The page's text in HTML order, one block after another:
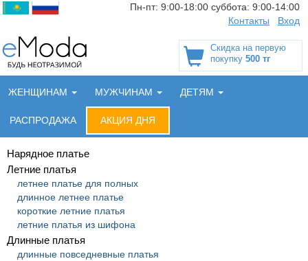
Пн-пт: 9:00-18:00 суббота: 9:00-14:00
Контакты
Вход
Скидка на первую
покупку 500 тг
ЖЕНЩИНАМ МУЖЧИНАМ ДЕТЯМ
РАСПРОДАЖА АКЦИЯ ДНЯ
Нарядное платье
Летние платья
летнее платье для полных
длинное летнее платье
короткие летние платья
летние платья из шифона
Длинные платья
длинные повседневные платья